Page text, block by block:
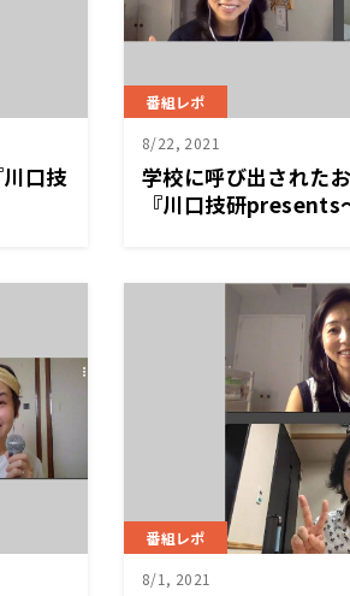
口技
番組レポ
8/22, 2021
学校に呼び出された
『川口技研presents
番組レポ
8/1, 2021